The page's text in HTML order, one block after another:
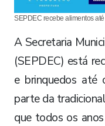
SEPDEC recebe alimentos até
A Secretaria
(SEPDEC) está
e brinquedos até
parte da
que todos os